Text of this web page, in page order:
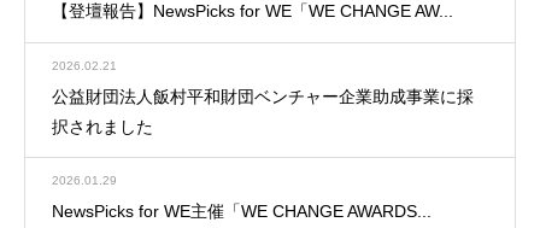
【登壇報告】NewsPicks for WE「WE CHANGE AW...
2026.02.21
公益財団法人飯村平和財団ベンチャー企業助成事業に採
択されました
2026.01.29
NewsPicks for WE主催「WE CHANGE AWARDS...